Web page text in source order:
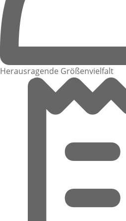
Herausragende Größenvielfalt